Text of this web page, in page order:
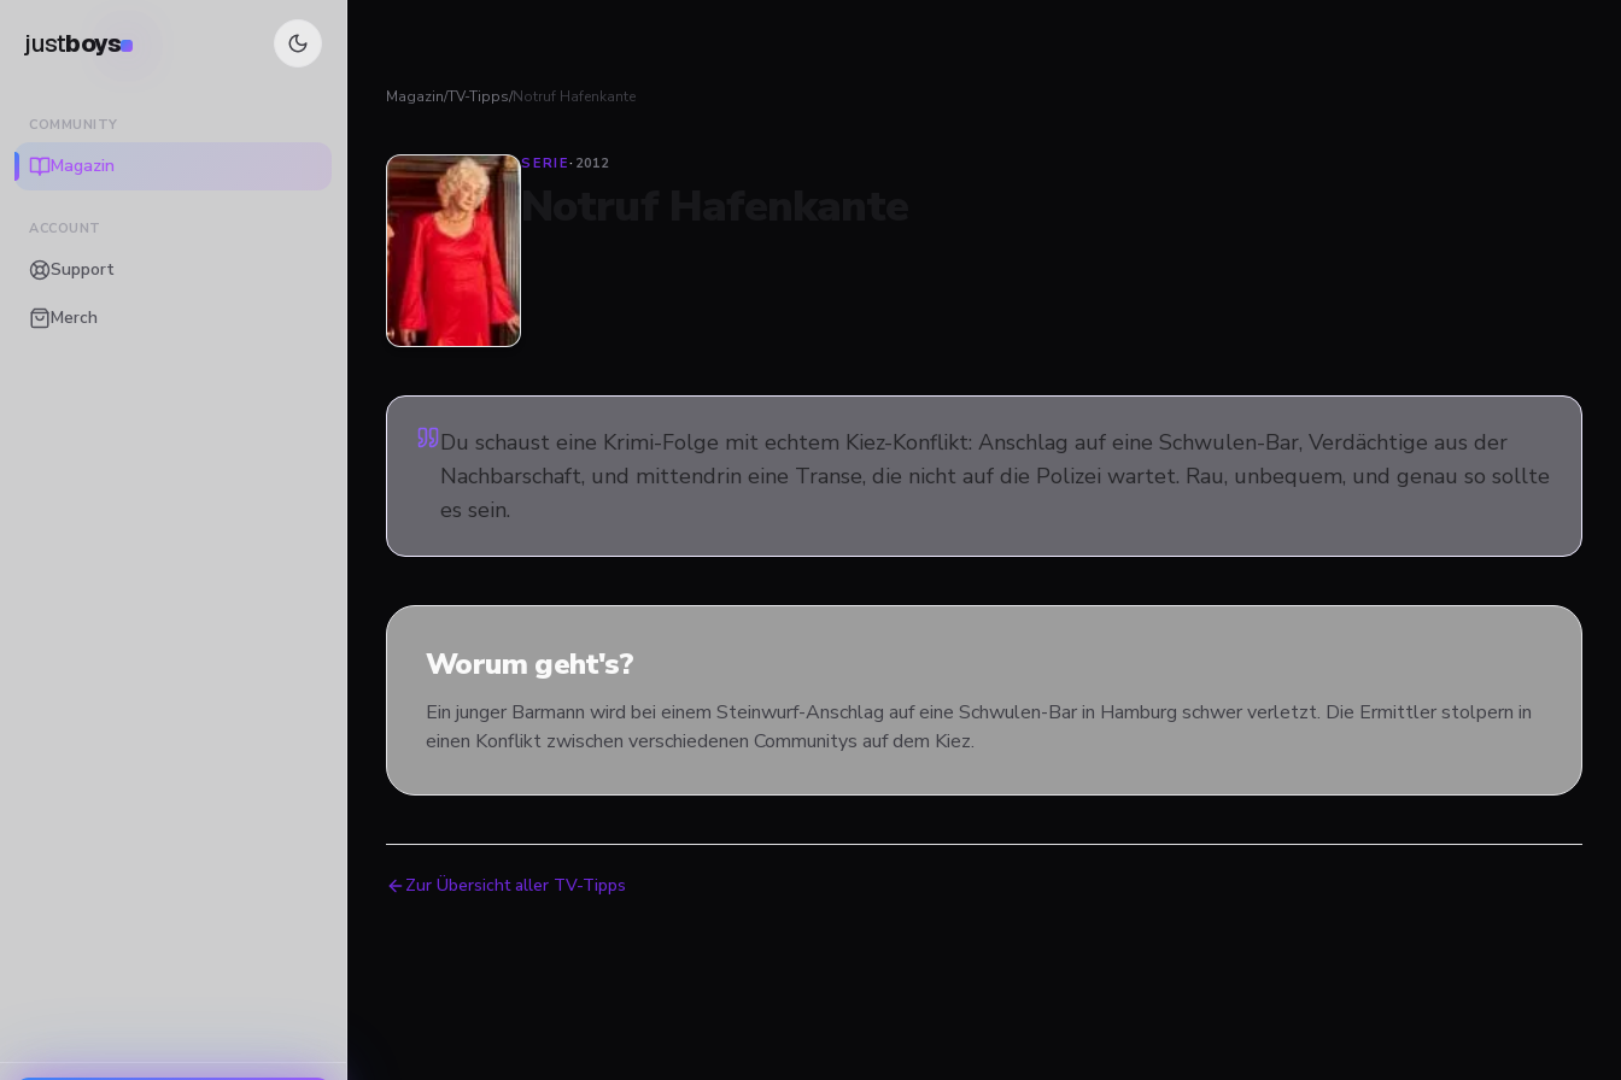
justboys
COMMUNITY
Magazin
ACCOUNT
Support
Merch
Magazin/TV-Tipps/Notruf Hafenkante
SERIE· 2012
Du schaust eine Krimi-Folge mit echtem Kiez-Konflikt: Anschlag auf eine Schwulen-Bar, Verdächtige aus der
Nachbarschaft, und mittendrin eine Transe, die nicht auf die Polizei wartet. Rau, unbequem, und genau so sollte
es sein.
Worum geht's?
Ein junger Barmann wird bei einem Steinwurf-Anschlag auf eine Schwulen-Bar in Hamburg schwer verletzt. Die Ermittler stolpern in
einen Konflikt zwischen verschiedenen Communitys auf dem Kiez.
Zur Übersicht aller TV-Tipps